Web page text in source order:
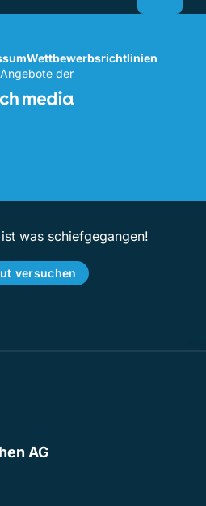
Wettbewerbsrichtlinien
der
was schiefgegangen!
versuchen
AG